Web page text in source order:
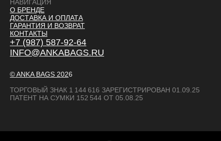
НАВИГАЦИЯ
О БРЕНДЕ
ДОСТАВКА И ОПЛАТА
ГАРАНТИЯ И ВОЗВРАТ
КОНТАКТЫ
+7 (987) 587-92-64
INFO@ANKABAGS.RU
© ANKA BAGS 2026
ТОРГОВЫЙ ЗНАК 1 144 616 ЗАРЕГИСТРИРОВАН 01.09.25
ПАТЕНТ НА СУМКИ 152 544 ОТ 05.08.25